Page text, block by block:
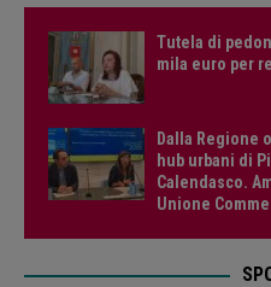
Tutela di
mila euro per
Dalla Regione
hub urbani di
Calendasco.
Unione